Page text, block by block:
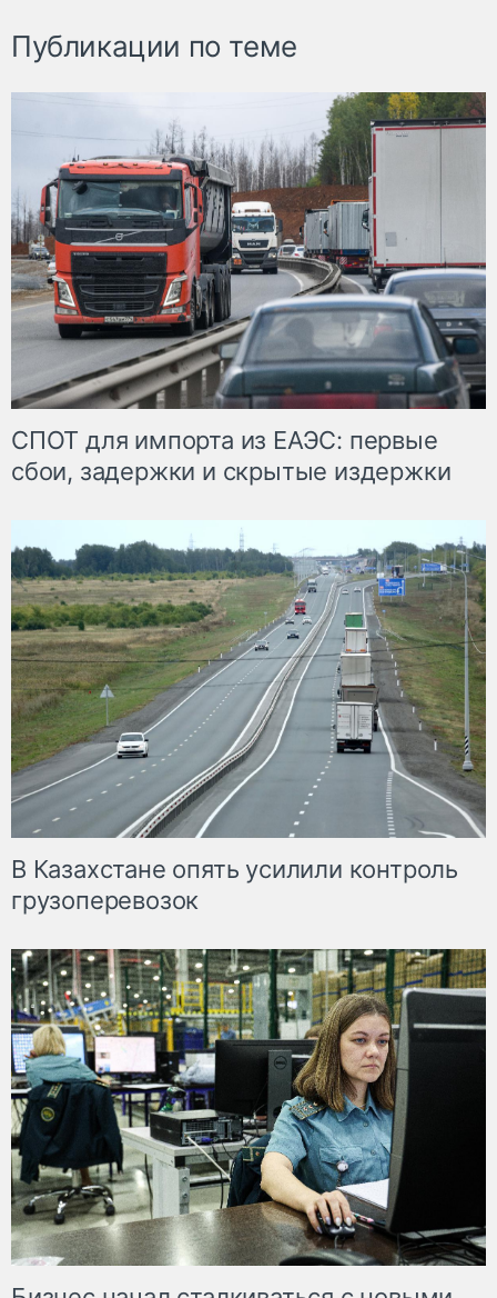
Публикации по теме
СПОТ для импорта из ЕАЭС: первые
сбои, задержки и скрытые издержки
В Казахстане опять усилили контроль
грузоперевозок